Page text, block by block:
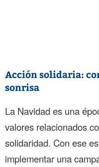
Acción solidaria:
sonrisa
La Navidad es una
valores relacionados
solidaridad. Con ese
implementar una